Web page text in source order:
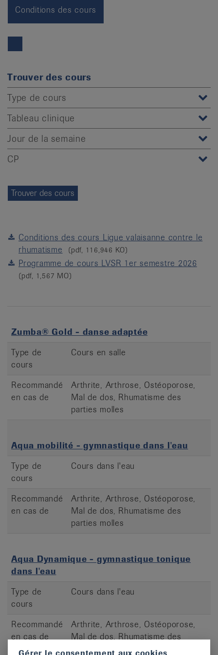
Conditions des cours
Trouver des cours
Type de cours
Tableau clinique
Jour de la semaine
CP
Conditions des cours Ligue valaisanne contre le
rhumatisme
(pdf, 116,946 KO)
Programme de cours LVSR 1er semestre 2026
(pdf, 1,567 MO)
Zumba® Gold - danse adaptée
Type de
cours
Cours en salle
Recommandé
en cas de
Arthrite, Arthrose, Ostéoporose,
Mal de dos, Rhumatisme des
parties molles
Aqua mobilité - gymnastique dans l'eau
Type de
cours
Cours dans l'eau
Recommandé
en cas de
Arthrite, Arthrose, Ostéoporose,
Mal de dos, Rhumatisme des
parties molles
Aqua Dynamique - gymnastique tonique
dans l'eau
Type de
cours
Cours dans l'eau
Recommandé
en cas de
Arthrite, Arthrose, Ostéoporose,
Mal de dos, Rhumatisme des
parties molles